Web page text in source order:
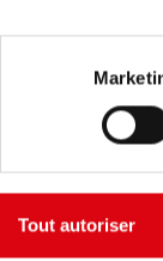
Tout autoriser
1 kW